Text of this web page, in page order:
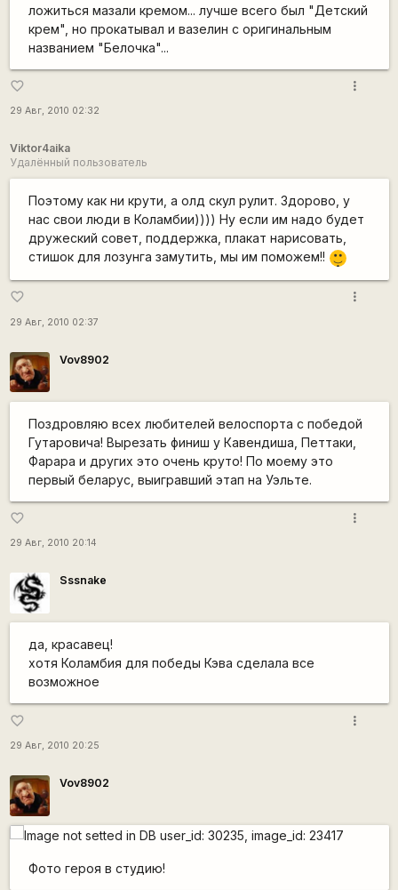
ложиться мазали кремом... лучше всего был "Детский
крем", но прокатывал и вазелин с оригинальным
названием "Белочка"...
favorite_border
29 Авг, 2010 02:32
more_vert
Viktor4aika
Удалённый пользователь
Поэтому как ни крути, а олд скул рулит. Здорово, у
нас свои люди в Коламбии)))) Ну если им надо будет
дружеский совет, поддержка, плакат нарисовать,
стишок для лозунга замутить, мы им поможем!!
|-)
_)
favorite_border
29 Авг, 2010 02:37
more_vert
Vov8902
Поздровляю всех любителей велоспорта с победой
Гутаровича! Вырезать финиш у Кавендиша, Петтаки,
Фарара и других это очень круто! По моему это
первый беларус, выигравший этап на Уэльте.
favorite_border
29 Авг, 2010 20:14
more_vert
Sssnake
да, красавец!
хотя Коламбия для победы Кэва сделала все
возможное
favorite_border
29 Авг, 2010 20:25
more_vert
Vov8902
Фото героя в студию!